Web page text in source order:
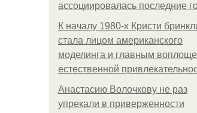
ассоциировалась последние
К началу 1980-х Кристи
стала лицом американского
моделинга и главным
естественной
Анастасию Волочкову не раз
упрекали в приверженности